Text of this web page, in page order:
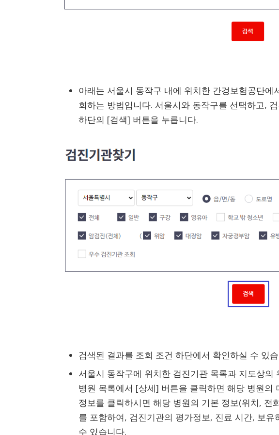
아래는 서울시 동작구 내에 위치한 간겅보험공단
회하는 방법입니다. 서울시와 동작구를 선택하고,
하단의 [검색] 버튼을 누릅니다.
검색된 결과를 조회 조건 하단에서 확인하실 수 있
서울시 동작구에 위치한 검진기관 목록과 지도상
병원 목록에서 [상세] 버튼을 클릭하면 해당 병원의
정보를 클릭하시면 해당 병원의 기본 정보(위치, 전
를 포함하여, 검진기관의 평가정보, 진료 시간, 보
수 있습니다.